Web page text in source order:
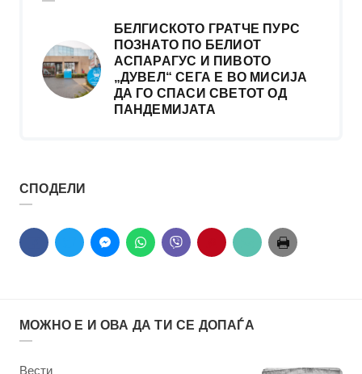
БЕЛГИСКОТО ГРАТЧЕ ПУРС
ПОЗНАТО ПО БЕЛИОТ
АСПАРАГУС И ПИВОТО
„ДУВЕЛ“ СЕГА Е ВО МИСИЈА
ДА ГО СПАСИ СВЕТОТ ОД
ПАНДЕМИЈАТА
СПОДЕЛИ
МОЖНО Е И ОВА ДА ТИ СЕ ДОПАЃА
КАтегорија
Вести